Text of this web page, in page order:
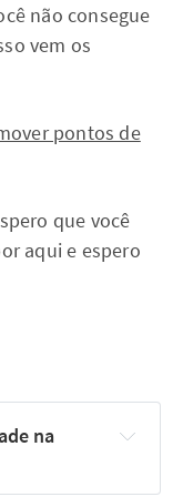
não consegue
vem os
pontos de
que você
aqui e espero
na